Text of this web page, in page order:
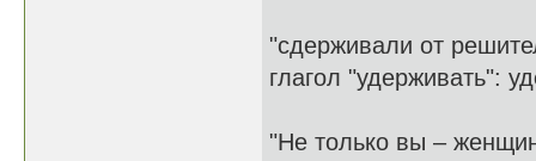
"сдерживали от
глагол "удерживать":
"Не только вы –